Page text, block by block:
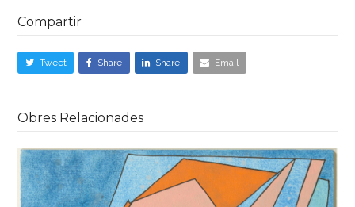
Compartir
Tweet Share Share Email
Obres Relacionades